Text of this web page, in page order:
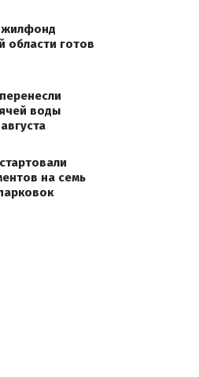
жилфонд
области готов
воды
на семь